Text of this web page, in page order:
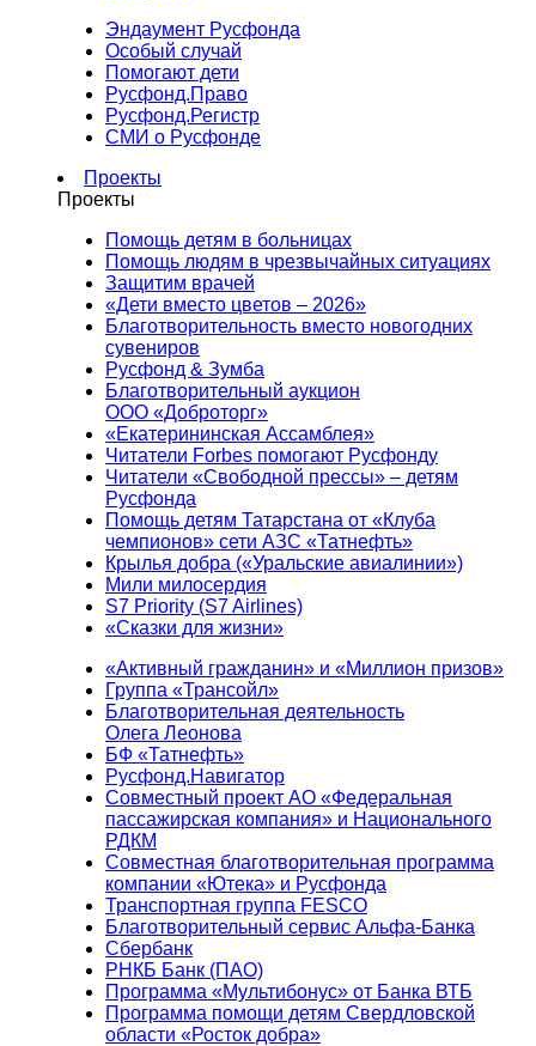
Эндаумент Русфонда
Особый случай
Помогают дети
Русфонд.Право
Русфонд.Регистр
СМИ о Русфонде
Проекты
Проекты
Помощь детям в больницах
Помощь людям в чрезвычайных ситуациях
Защитим врачей
«Дети вместо цветов – 2026»
Благотворительность вместо новогодних
сувениров
Русфонд & Зумба
Благотворительный аукцион
ООО «Доброторг»
«Екатерининская Ассамблея»
Читатели Forbes помогают Русфонду
Читатели «Свободной прессы» – детям
Русфонда
Помощь детям Татарстана от «Клуба
чемпионов» сети АЗС «Татнефть»
Крылья добра («Уральские авиалинии»)
Мили милосердия
S7 Priority (S7 Airlines)
«Сказки для жизни»
«Активный гражданин» и «Миллион призов»
Группа «Трансойл»
Благотворительная деятельность
Олега Леонова
БФ «Татнефть»
Русфонд.Навигатор
Совместный проект АО «Федеральная
пассажирская компания» и Национального
РДКМ
Совместная благотворительная программа
компании «Ютека» и Русфонда
Транспортная группа FESCO
Благотворительный сервис Альфа-Банка
Сбербанк
РНКБ Банк (ПАО)
Программа «Мультибонус» от Банка ВТБ
Программа помощи детям Свердловской
области «Росток добра»